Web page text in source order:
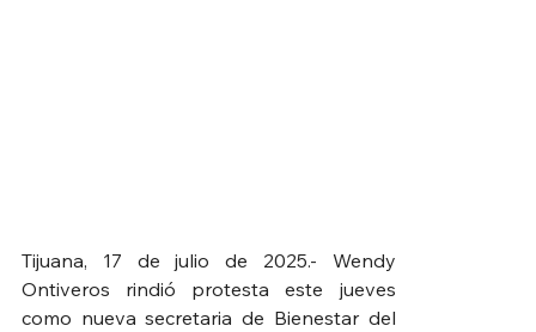
Tijuana, 17 de julio de 2025.- Wendy
Ontiveros rindió protesta este jueves
como nueva secretaria de Bienestar del